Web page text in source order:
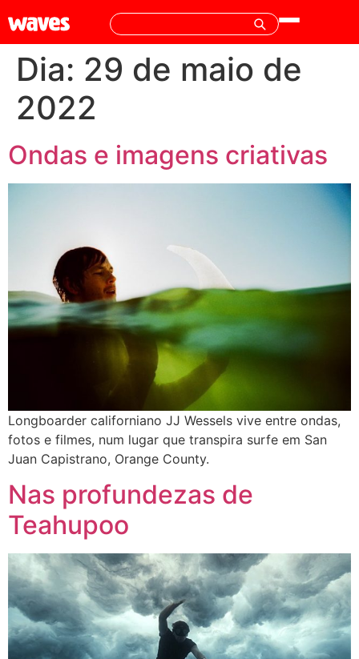
Dia: 29 de maio de
2022
Ondas e imagens criativas
Longboarder californiano JJ Wessels vive entre ondas,
fotos e filmes, num lugar que transpira surfe em San
Juan Capistrano, Orange County.
Nas profundezas de
Teahupoo